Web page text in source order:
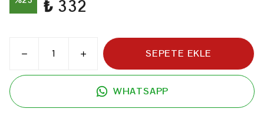
₺ 332
SEPETE EKLE
WHATSAPP